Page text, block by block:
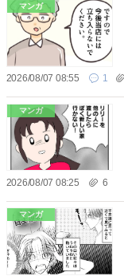
マンガ
2026/08/07 08:55 1
マンガ
2026/08/07 08:25 6
マンガ